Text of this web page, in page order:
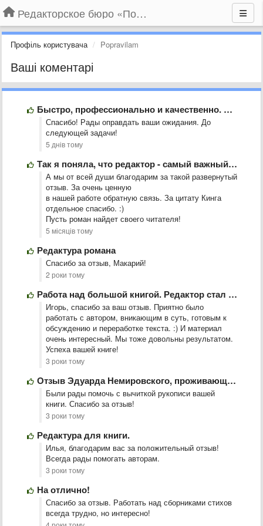
Редакторское бюро «По правилам»
Профіль користувача Popravilam
Ваші коментарі
Быстро, профессионально и качественно. Я очень доволен результатом. Обязательно буду …
Спасибо! Рады оправдать ваши ожидания. До
следующей задачи!
5 днів тому
Так я поняла, что редактор - самый важный человек в …
А мы от всей души благодарим за такой развернутый
отзыв. За очень ценную
в нашей работе обратную связь. За цитату Кинга
отдельное спасибо. :)
Пусть роман найдет своего читателя!
5 місяців тому
Редактура романа
Спасибо за отзыв, Макарий!
2 роки тому
Работа над большой книгой. Редактор стал моим полноценным соавтором
Игорь, спасибо за ваш отзыв. Приятно было
работать с автором, вникающим в суть, готовым к
обсуждению и переработке текста. :) И материал
очень интересный. Мы тоже довольны результатом.
Успеха вашей книге!
3 роки тому
Отзыв Эдуарда Немировского, проживающего в Нью-Йорке
Были рады помочь с вычиткой рукописи вашей
книги. Спасибо за отзыв!
3 роки тому
Редактура для книги.
Илья, благодарим вас за положительный отзыв!
Всегда рады помогать авторам.
3 роки тому
На отлично!
Спасибо за отзыв. Работать над сборниками стихов
всегда трудно, но интересно!